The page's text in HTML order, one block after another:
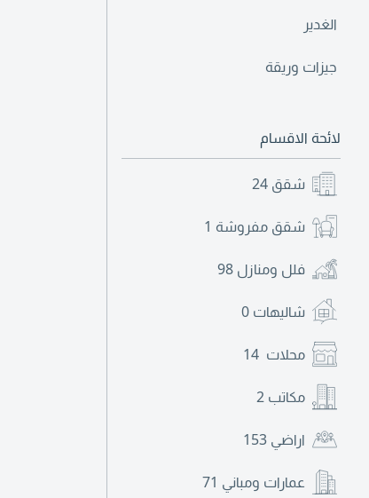
الغدير
جيزات وريقة
لائحة الاقسام
شقق 24
شقق مفروشة 1
فلل ومنازل 98
شاليهات 0
محلات 14
مكاتب 2
اراضي 153
عمارات ومباني 71